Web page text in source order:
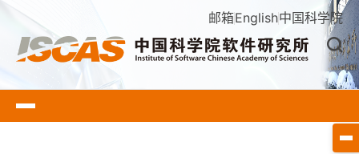
邮箱English中国科学院